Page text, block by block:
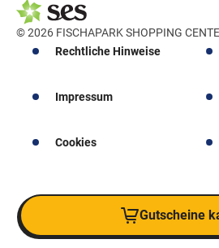
© 2026 FISCHAPARK SHOPPING
Rechtliche Hinweise
Impressum
Cookies
Gutscheine